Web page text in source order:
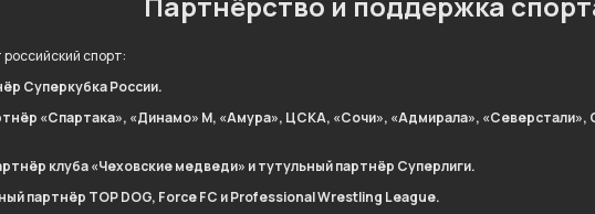
спорт:
Суперкубка России.
«Спартака», «Динамо» М, «Амура», ЦСКА, «Сочи», «Адмирала»,
клуба «Чеховские медведи» и тутульный партнёр Суперлиги.
партнёр TOP DOG, Force FC и Professional Wrestling League.